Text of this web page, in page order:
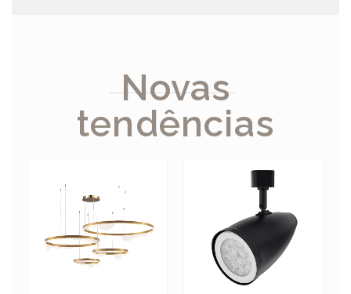
Novas
tendências